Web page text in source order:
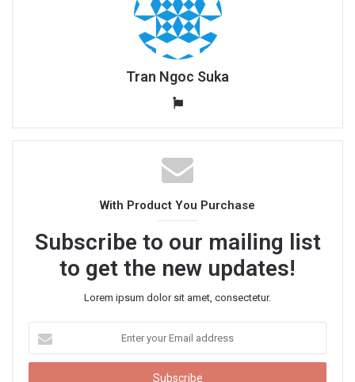
Tran Ngoc Suka
W
b
s
i
e
With Product You Purchase
Subscribe to our mailing list
to get the new updates!
Lorem ipsum dolor sit amet, consectetur.
t